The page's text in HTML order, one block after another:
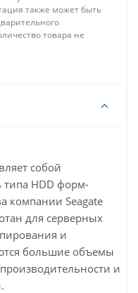
также может быть
товара не
собой
HDD форм-
компании Seagate
для серверных
и
большие объемы
и